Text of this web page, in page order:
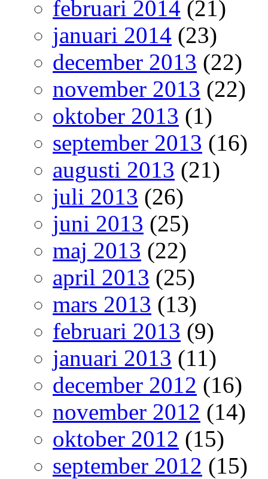
februari 2014 (21)
januari 2014 (23)
december 2013 (22)
november 2013 (22)
oktober 2013 (1)
september 2013 (16)
augusti 2013 (21)
juli 2013 (26)
juni 2013 (25)
maj 2013 (22)
april 2013 (25)
mars 2013 (13)
februari 2013 (9)
januari 2013 (11)
december 2012 (16)
november 2012 (14)
oktober 2012 (15)
september 2012 (15)